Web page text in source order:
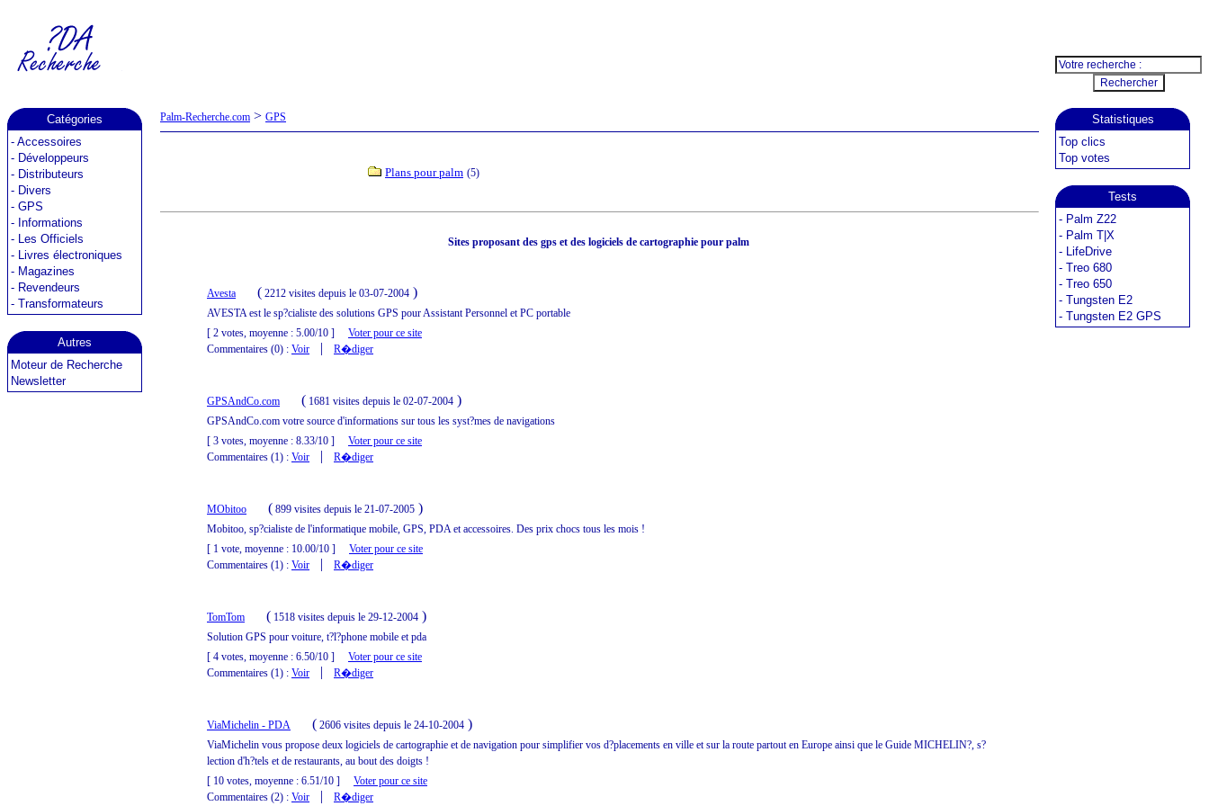
Catégories
- Accessoires
- Développeurs
- Distributeurs
- Divers
- GPS
- Informations
- Les Officiels
- Livres électroniques
- Magazines
- Revendeurs
- Transformateurs
Autres
Moteur de Recherche
Newsletter
Palm-Recherche.com > GPS
Plans pour palm (5)
Sites proposant des gps et des logiciels de cartographie pour palm
Avesta ( 2212 visites depuis le 03-07-2004 )
AVESTA est le sp?cialiste des solutions GPS pour Assistant Personnel et PC portable
[ 2 votes, moyenne : 5.00/10 ] Voter pour ce site
Commentaires (0) : Voir | R�diger
GPSAndCo.com ( 1681 visites depuis le 02-07-2004 )
GPSAndCo.com votre source d'informations sur tous les syst?mes de navigations
[ 3 votes, moyenne : 8.33/10 ] Voter pour ce site
Commentaires (1) : Voir | R�diger
MObitoo ( 899 visites depuis le 21-07-2005 )
Mobitoo, sp?cialiste de l'informatique mobile, GPS, PDA et accessoires. Des prix chocs tous les mois !
[ 1 vote, moyenne : 10.00/10 ] Voter pour ce site
Commentaires (1) : Voir | R�diger
TomTom ( 1518 visites depuis le 29-12-2004 )
Solution GPS pour voiture, t?l?phone mobile et pda
[ 4 votes, moyenne : 6.50/10 ] Voter pour ce site
Commentaires (1) : Voir | R�diger
ViaMichelin - PDA ( 2606 visites depuis le 24-10-2004 )
ViaMichelin vous propose deux logiciels de cartographie et de navigation pour simplifier vos d?placements en ville et sur la route partout en Europe ainsi que le Guide MICHELIN?, s?
lection d'h?tels et de restaurants, au bout des doigts !
[ 10 votes, moyenne : 6.51/10 ] Voter pour ce site
Commentaires (2) : Voir | R�diger
Statistiques
Top clics
Top votes
Tests
- Palm Z22
- Palm T|X
- LifeDrive
- Treo 680
- Treo 650
- Tungsten E2
- Tungsten E2 GPS